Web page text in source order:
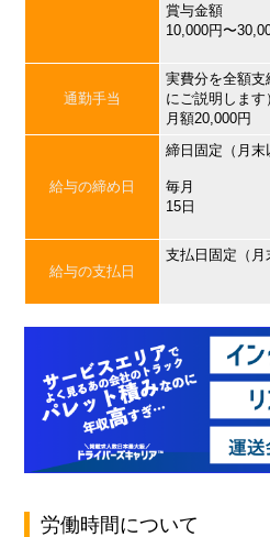
賞与金額
10,000円〜
通勤手当
実費分を全額
にご説明します
月額20,000円
給与の締め日
締日固定（月末
毎月
15日
給与の支払日
支払日固定（月
労働時間について